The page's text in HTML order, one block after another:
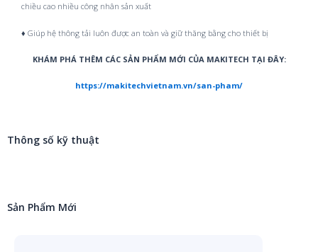
chiều cao nhiều công nhân sản xuất
♦ Giúp hệ thông tải luôn được an toàn và giữ thăng bằng cho thiết bị
KHÁM PHÁ THÊM CÁC SẢN PHẨM MỚI CỦA MAKITECH TẠI ĐÂY:
https://makitechvietnam.vn/san-pham/
Thông số kỹ thuật
Sản Phẩm Mới